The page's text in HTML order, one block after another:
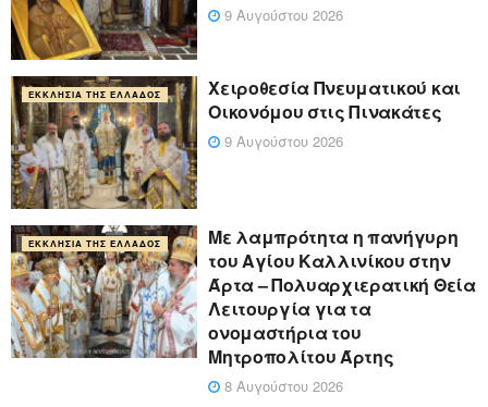
9 Αυγούστου 2026
ΕΚΚΛΗΣΊΑ ΤΗΣ ΕΛΛΆΔΟΣ
Χειροθεσία Πνευματικού και
Οικονόμου στις Πινακάτες
9 Αυγούστου 2026
ΕΚΚΛΗΣΊΑ ΤΗΣ ΕΛΛΆΔΟΣ
Με λαμπρότητα η πανήγυρη
του Αγίου Καλλινίκου στην
Άρτα – Πολυαρχιερατική Θεία
Λειτουργία για τα
ονομαστήρια του
Μητροπολίτου Άρτης
8 Αυγούστου 2026